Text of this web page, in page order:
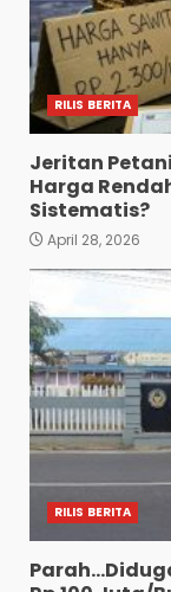
RILIS BERITA
Jeritan
Harga
Sistematis?
April 28, 2026
RILIS BERITA